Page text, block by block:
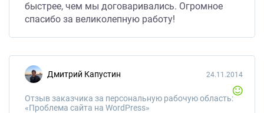
быстрее, чем мы договаривались. Огромное
спасибо за великолепную работу!
Дмитрий Капустин
Отзыв заказчика за персональную рабочую область:
«Проблема сайта на WordPress»
24.11.2014